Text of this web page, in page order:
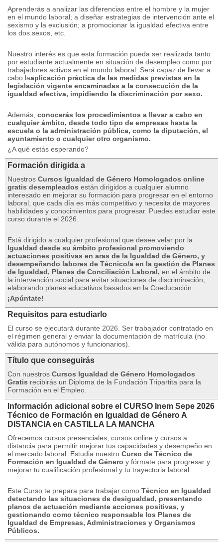
Aprenderás a analizar las diferencias entre el hombre y la mujer
en el mundo laboral; a diseñar estrategias de intervención ante el
sexismo y la exclusión; a promocionar la igualdad efectiva entre
los dos sexos, etc.
Nuestro interés es que esta formación pueda ser realizada tanto
por estudiante actualmente en situación de desempleo como por
trabajadores activos en el mundo laboral. Será capaz de llevar a
cabo laaplicación práctica de las medidas previstas en la
legislación vigente encaminadas a la consecución de la
igualdad efectiva, impidiendo la discriminación por sexo.
Además, conocerás los procedimientos a llevar a cabo en
cualquier ámbito, desde todo tipo de empresas hasta la
escuela o la administración pública, como la diputación, el
ayuntamiento o cualquier otro organismo.
¿A qué estás esperando?
Formación dirigida a
Nuestros Cursos Igualdad de Género Homologados online
gratis desempleados están dirigidos a cualquier alumno
interesado en mejorar su formación para progresar en el entorno
laboral, que cada día es más competitivo y necesita de mayores
habilidades y conocimientos para progresar. Puedes estudiar este
curso durante el 2026.
Está dirigido a cualquier profesional que desee velar por la
Igualdad desde su ámbito profesional promoviendo
actuaciones positivas en aras de la Igualdad de Género, y
desempeñando labores de Técnico/a en la gestión de Planes
de Igualdad, Planes de Conciliación Laboral, en el ámbito de
la intervención social para evitar situaciones de discriminación,
elaborando planes educativos basados ​​en la Coeducación.
¡Apúntate!
Requisitos para estudiarlo
El curso se ejecutará durante 2026. Ser trabajador contratado en
el régimen general y enviar la documentación de matrícula (no
válida para autónomos y funcionarios).
Título que conseguirás
Con nuestros Cursos Igualdad de Género Homologados
Gratis recibirás un Diploma de la Fundación Tripartita para la
Formación en el Empleo.
Información adicional sobre el CURSO Inem Sepe 2026
Técnico de Formación en Igualdad de Género A
DISTANCIA en CASTILLA LA MANCHA
Ofrecemos cursos presenciales, cursos online y cursos a
distancia para permitir mejorar tus capacidades y desempeño en
el mercado laboral. Estudia nuestro Curso de Técnico de
Formación en Igualdad de Género y fórmate para progresar y
mejorar tu cualificación profesional y tu trayectoria laboral.
Este Curso te prepara para trabajar como Técnico en Igualdad
detectando las situaciones de desigualdad, presentando
planos de actuación mediante acciones positivas, y
gestionando como técnico responsable los Planes de
Igualdad de Empresas, Administraciones y Organismos
Públicos.